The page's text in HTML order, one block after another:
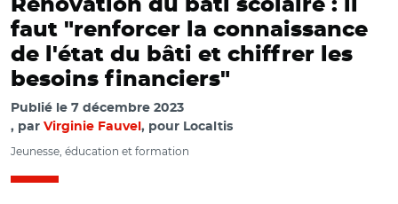
Rénovation du bâti scolaire : il
faut "renforcer la connaissance
de l'état du bâti et chiffrer les
besoins financiers"
Publié le 7 décembre 2023
par Virginie Fauvel , pour Localtis
Jeunesse, éducation et formation